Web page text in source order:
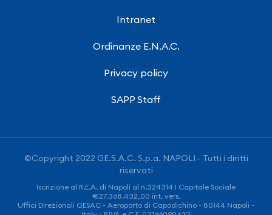
Intranet
Ordinanze E.N.A.C.
Privacy policy
SAPP Staff
©Copyright 2022 GE.S.A.C. S.p.a. NAPOLI - Tutti i diritti
riservati
Iscrizione al R.E.A. di Napoli al n.324314 | Capitale Sociale
€27.368.432,00 int. vers.
Uffici Direzionali GESAC - Aeroporto di Capodichino - 80144 Napoli -